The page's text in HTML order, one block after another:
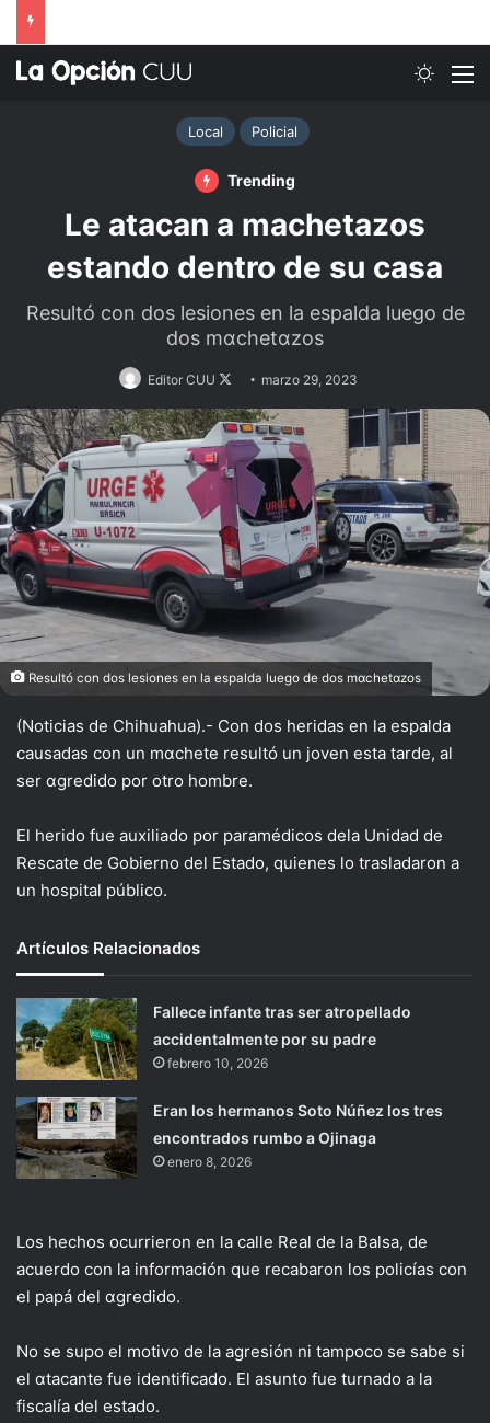
Local Policial
Trending
Le atacan a machetazos
estando dentro de su casa
Resultó con dos lesiones en la espalda luego de
dos mαchetαzos
Editor CUU
Follow
on
X
marzo 29, 2023
Resultó con dos lesiones en la espalda luego de dos mαchetαzos
(Noticias de Chihuahua).- Con dos heridas en la espalda
causadas con un mαchete resultó un joven esta tarde, al
ser αgredido por otro hombre.
El herido fue auxiliado por paramédicos dela Unidad de
Rescate de Gobierno del Estado, quienes lo trasladaron a
un hospital público.
Artículos Relacionados
Fallece infante tras ser atropellado
accidentalmente por su padre
febrero 10, 2026
Eran los hermanos Soto Núñez los tres
encontrados rumbo a Ojinaga
enero 8, 2026
Los hechos ocurrieron en la calle Real de la Balsa, de
acuerdo con la información que recabaron los policías con
el papá del αgredido.
No se supo el motivo de la agresión ni tampoco se sabe si
el αtacante fue identificado. El asunto fue turnado a la
fiscalía del estado.